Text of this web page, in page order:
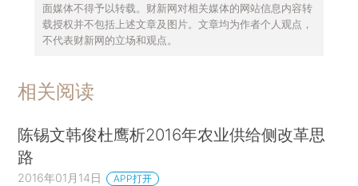
面媒体不得予以转载。财新网对相关媒体的网站信息内容转
载授权并不包括上述文章及图片。文章均为作者个人观点，
不代表财新网的立场和观点。
相关阅读
陈锡文韩俊杜鹰析2016年农业供给侧改革思
路
2016年01月14日 APP打开